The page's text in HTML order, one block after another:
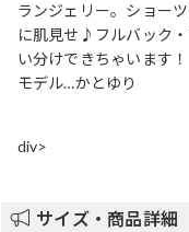
ランジェリー。ショー
に肌見せ♪フルバック
い分けできちゃいます！
モデル…かとゆり
div>
サイズ・商品詳細